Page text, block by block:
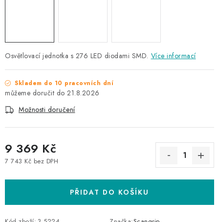
Osvětlovací jednotka s 276 LED diodami SMD. Více informací
Skladem do 10 pracovních dní
21.8.2026
Možnosti doručení
9 369 Kč
7 743 Kč bez DPH
PŘIDAT DO KOŠÍKU